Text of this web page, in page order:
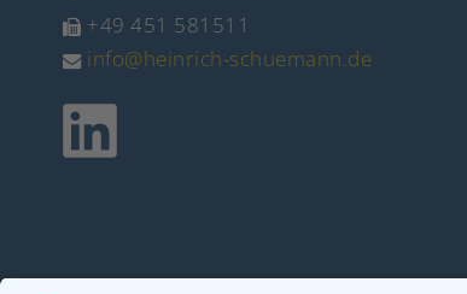
+49 451 581511
info@heinrich-schuemann.de